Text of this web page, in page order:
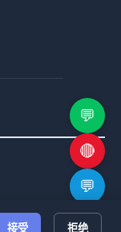
接受 拒绝
💬
🔴
💬
🔗